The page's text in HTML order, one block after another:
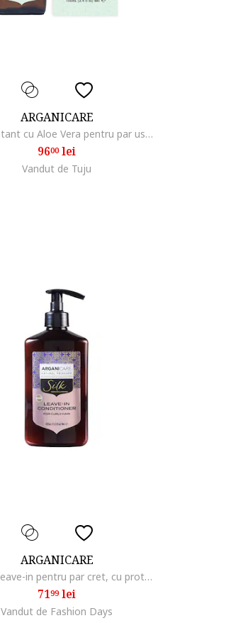
ARGANICARE
Ser hidratant cu Aloe Vera pentru par uscat si lipsit de stralucire, 100 ml
9600lei
Vandut de Tuju
ARGANICARE
Balsam leave-in pentru par cret, cu proteina de matase, Silk, 400 ml
7199lei
Vandut de Fashion Days